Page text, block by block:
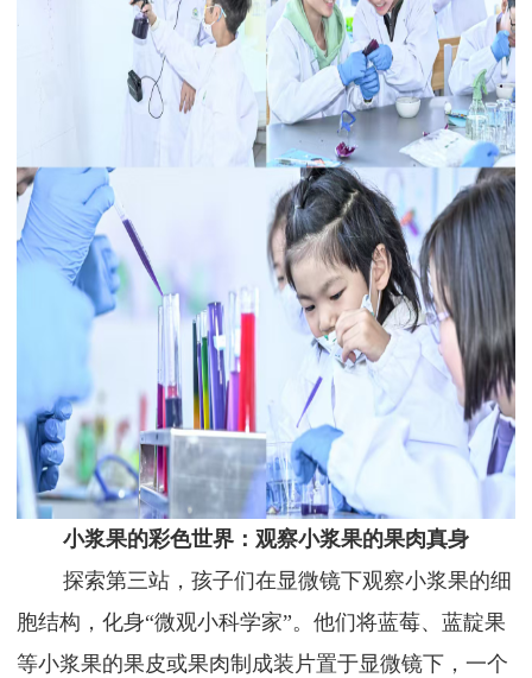
小浆果的彩色世界： 观察小浆果的果肉真身
探索第三站，孩子们在显微镜下观察小浆果的细
胞结构，化身“微观小科学家”。他们将蓝莓、蓝靛果
等小浆果的果皮或果肉制成装片置于显微镜下，一个